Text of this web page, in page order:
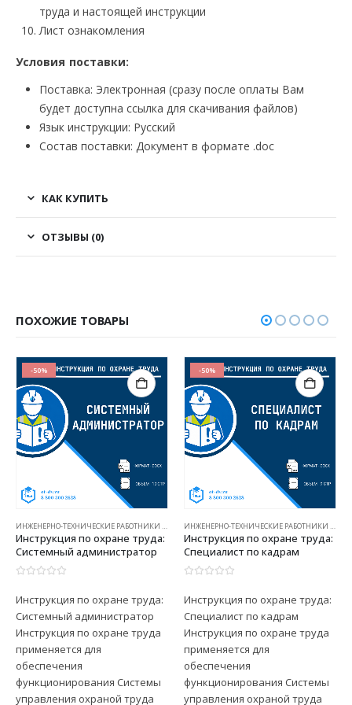
труда и настоящей инструкции
Лист ознакомления
Условия поставки:
Поставка: Электронная (сразу после оплаты Вам
будет доступна ссылка для скачивания файлов)
Язык инструкции: Русский
Состав поставки: Документ в формате .doc
КАК КУПИТЬ
ОТЗЫВЫ (0)
ПОХОЖИЕ ТОВАРЫ
-50%
ИНЖЕНЕРНО-ТЕХНИЧЕСКИЕ РАБОТНИКИ (ИОТ)
Инструкция по охране труда:
Системный администратор
Инструкция по охране труда:
Системный администратор
Инструкция по охране труда
применяется для
обеспечения
функционирования Системы
управления охраной труда
-50%
ИНЖЕНЕРНО-ТЕХНИЧЕСКИЕ РАБОТНИКИ (ИОТ)
Инструкция по охране труда:
Специалист по кадрам
Инструкция по охране труда:
Специалист по кадрам
Инструкция по охране труда
применяется для
обеспечения
функционирования Системы
управления охраной труда